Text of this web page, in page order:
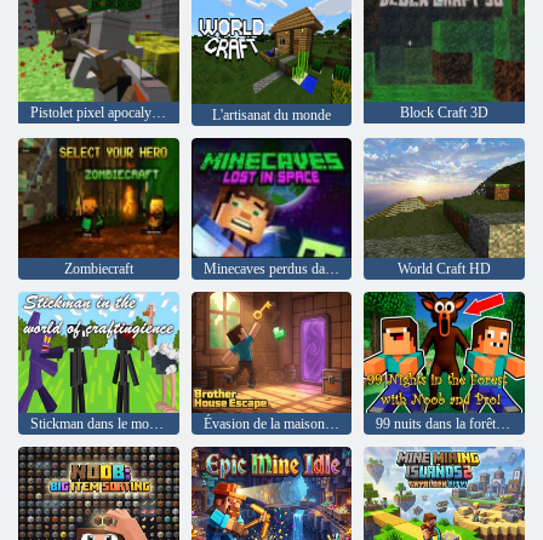
Pistolet pixel apocalypse 2 L'artisanat du monde Block Craft 3D
Zombiecraft Minecaves perdus dans l'espace World Craft HD
Évasion de la maison du frère